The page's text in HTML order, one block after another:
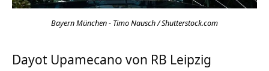
Bayern München - Timo Nausch / Shutterstock.com
Dayot Upamecano von RB Leipzig